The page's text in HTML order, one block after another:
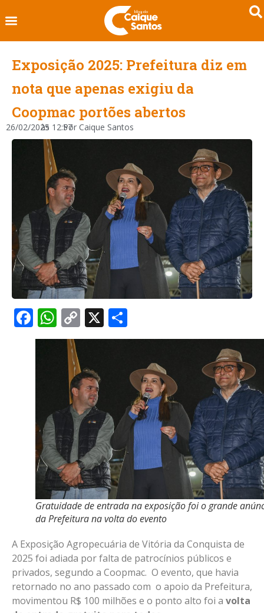
Exposição 2025: Prefeitura diz em
nota que apenas exigiu da
Coopmac portões abertos
26/02/2025
às 12:57
Por Caique Santos
Facebook
WhatsApp
Copy
Link
X
Gratuidade de entrada na exposição foi o grande
da Prefeitura na volta do evento
A Exposição Agropecuária de Vitória da Conquista de
2025 foi adiada por falta de patrocínios públicos e
privados, segundo a Coopmac. O evento, que havia
retornado no ano passado com o apoio da Prefeitura,
movimentou R$ 100 milhões e o ponto alto foi a volta